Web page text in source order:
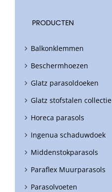
PRODUCTEN
Balkonklemmen
Beschermhoezen
Glatz parasoldoeken
Glatz stofstalen
Horeca parasols
Ingenua schaduwdoek
Middenstokparasols
Paraflex Muurparasols
Parasolvoeten